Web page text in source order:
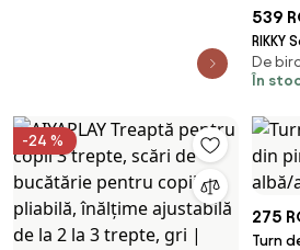
539
copii,
De
În
-24 %
275
Turn